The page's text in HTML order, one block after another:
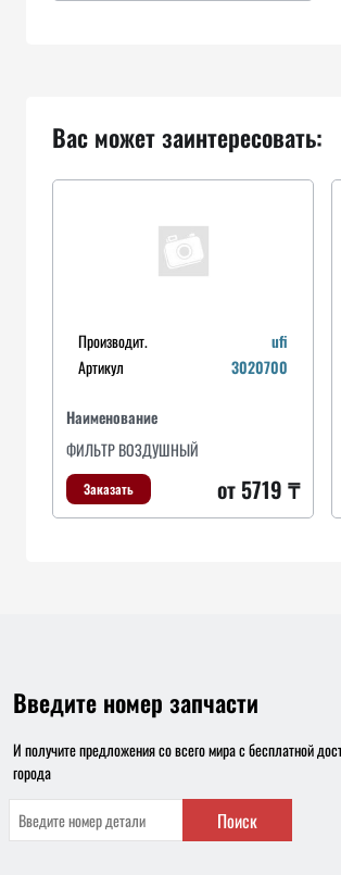
Вас может заинтересовать:
Производит.
ufi
Артикул
3020700
Наименование
ФИЛЬТР ВОЗДУШНЫЙ
Заказать от 5719 ₸
Введите номер запчасти
И получите предложения со всего мира с бесплатной
города
Поиск